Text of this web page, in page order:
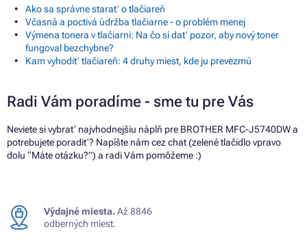
Ako sa správne starať o tlačiareň
Včasná a poctivá údržba tlačiarne - o problém menej
Výmena tonera v tlačiarni: Na čo si dať pozor, aby nový toner
fungoval bezchybne?
Kam vyhodiť tlačiareň: 4 druhy miest, kde ju prevezmú
Radi Vám poradíme - sme tu pre Vás
Neviete si vybrať najvhodnejšiu náplň pre BROTHER MFC-J5740DW a
potrebujete poradiť? Napíšte nám cez chat (zelené tlačidlo vpravo
dolu “Máte otázku?”) a radi Vám pomôžeme :)
Výdajné miesta.Až 8846
odberných miest.